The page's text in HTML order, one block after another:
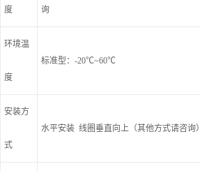
度 询
环境温
度
标准型：-20℃~60℃
安装方
式
水平安装 线圈垂直向上（其他方式请咨询）